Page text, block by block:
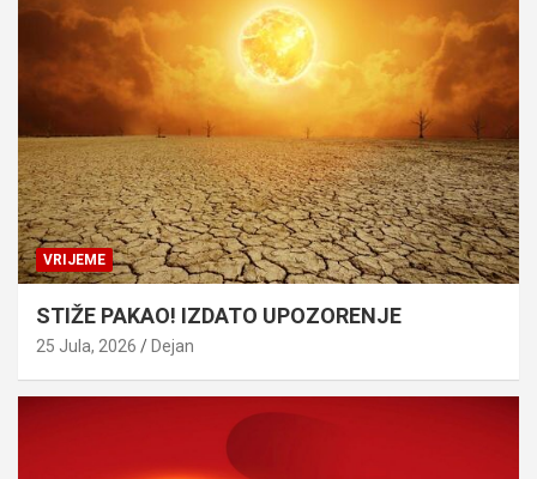
VRIJEME
STIŽE PAKAO! IZDATO UPOZORENJE
25 Jula, 2026 Dejan